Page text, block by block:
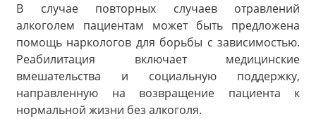
В случае повторных случаев отравлений
алкоголем пациентам может быть предложена
помощь наркологов для борьбы с зависимостью.
Реабилитация включает медицинские
вмешательства и социальную поддержку,
направленную на возвращение пациента к
нормальной жизни без алкоголя.